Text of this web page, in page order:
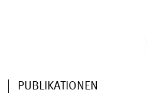
PUBLIKATIONEN